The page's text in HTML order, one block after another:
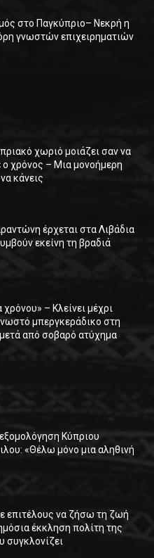
στο Παγκύπριο– Νεκρή η
γνωστών επιχειρηματιών
χωριό μοιάζει σαν να
χρόνος – Μια μονοήμερη
κάνεις
έρχεται στα Λιβάδια
εκείνη τη βραδιά
– Κλείνει μέχρι
μπεργκεράδικο στη
από σοβαρό ατύχημα
εξομολόγηση Κύπριου
«Θέλω μόνο μια αληθινή
επιτέλους να ζήσω τη ζωή
έκκληση πολίτη της
συγκλονίζει